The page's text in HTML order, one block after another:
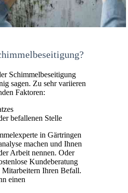
Schimmelbeseitigung
sagen. Zu sehr variieren
Faktoren:
befallenen Stelle
in Gärtringen
machen und Ihnen
Arbeit nennen. Oder
Kundeberatung
Ihren Befall.
einen